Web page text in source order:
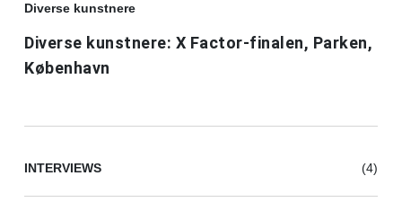
Diverse kunstnere
Diverse kunstnere: X Factor-finalen, Parken,
København
INTERVIEWS (4)